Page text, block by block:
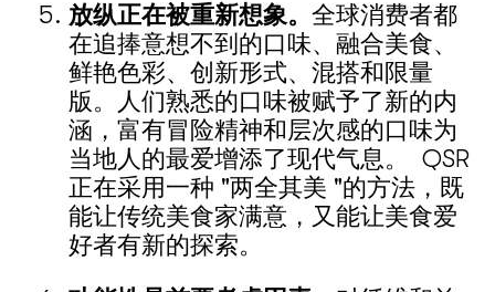
放纵正在被重新想象。全球消费者都
在追捧意想不到的口味、融合美食、
鲜艳色彩、创新形式、混搭和限量
版。人们熟悉的口味被赋予了新的内
涵，富有冒险精神和层次感的口味为
当地人的最爱增添了现代气息。 QSR
正在采用一种 "两全其美 "的方法，既
能让传统美食家满意，又能让美食爱
好者有新的探索。